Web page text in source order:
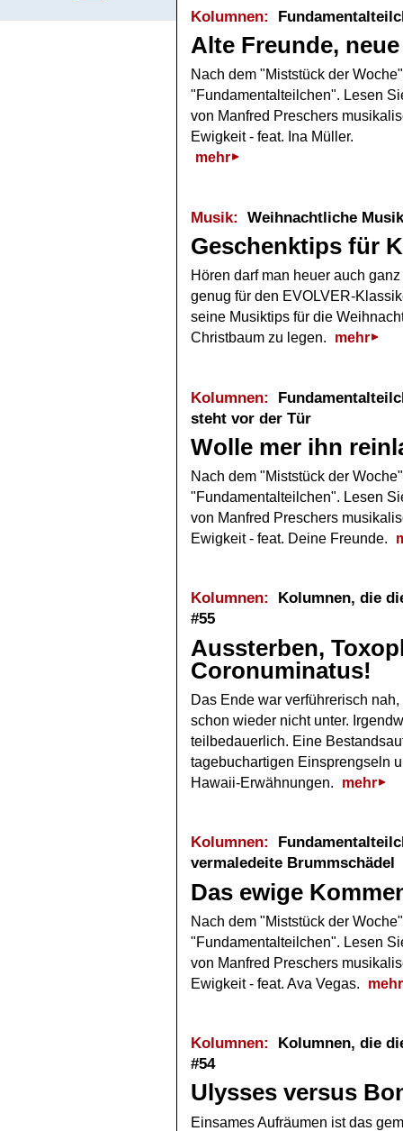
Kolumnen:
Alte Freunde,
Nach dem "Miststück der
"Fundamentalteilchen". Lesen
von Manfred Preschers
Ewigkeit - feat. Ina Müller.
mehr
Musik: Weihnachtliche
Geschenktips für
Hören darf man heuer auch
genug für den EVOLVER-
seine Musiktips für die
Christbaum zu legen.
mehr
Kolumnen:
steht vor der Tür
Wolle mer ihn
Nach dem "Miststück der
"Fundamentalteilchen". Lesen
von Manfred Preschers
Ewigkeit - feat. Deine Freunde.
Kolumnen: Kolumnen, die
#55
Aussterben,
Coronuminatus!
Das Ende war verführerisch
schon wieder nicht unter.
teilbedauerlich. Eine
tagebuchartigen Einsprengseln
Hawaii-Erwähnungen.
mehr
Kolumnen:
vermaledeite Brummschädel
Das ewige
Nach dem "Miststück der
"Fundamentalteilchen". Lesen
von Manfred Preschers
Ewigkeit - feat. Ava Vegas.
mehr
Kolumnen: Kolumnen, die
#54
Ulysses versus
Einsames Aufräumen ist das